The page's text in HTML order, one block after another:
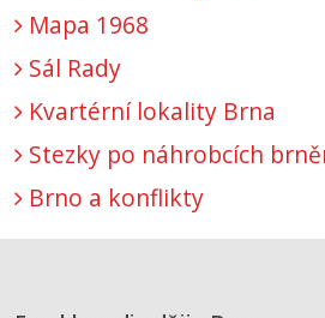
Mapa 1968
Sál Rady
Kvartérní lokality Brna
Stezky po náhrobcích
Brno a konflikty